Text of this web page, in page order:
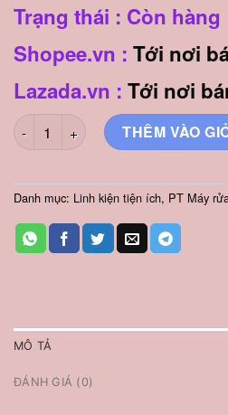
Trạng thái : Còn hàng
Shopee.vn : Tới nơi
Lazada.vn : Tới nơi
Bộ Nối Liền Dây 8.5mm số lượng
THÊM VÀO
Danh mục: Linh kiện tiện ích, PT Máy
MÔ TẢ
ĐÁNH GIÁ (0)